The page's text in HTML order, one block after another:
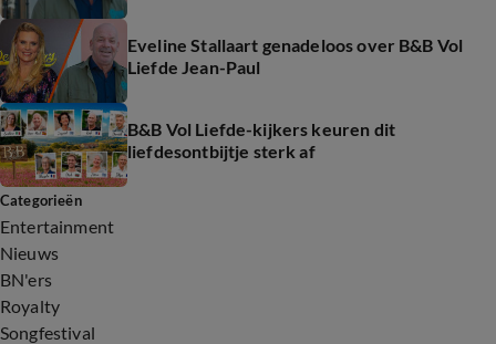
Eveline Stallaart genadeloos over B&B Vol
Liefde Jean-Paul
B&B Vol Liefde-kijkers keuren dit
liefdesontbijtje sterk af
Categorieën
Entertainment
Nieuws
BN'ers
Royalty
Songfestival